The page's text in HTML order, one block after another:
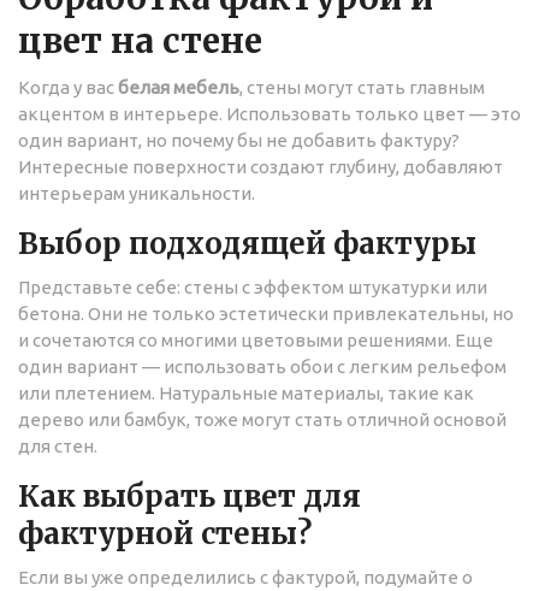
цвет на стене
Когда у васбелая мебель, стены могут стать главным
акцентом в интерьере. Использовать только цвет — это
один вариант, но почему бы не добавить фактуру?
Интересные поверхности создают глубину, добавляют
интерьерам уникальности.
Выбор подходящей фактуры
Представьте себе: стены с эффектом штукатурки или
бетона. Они не только эстетически привлекательны, но
и сочетаются со многими цветовыми решениями. Еще
один вариант — использовать обои с легким рельефом
или плетением. Натуральные материалы, такие как
дерево или бамбук, тоже могут стать отличной основой
для стен.
Как выбрать цвет для
фактурной стены?
Если вы уже определились с фактурой, подумайте о